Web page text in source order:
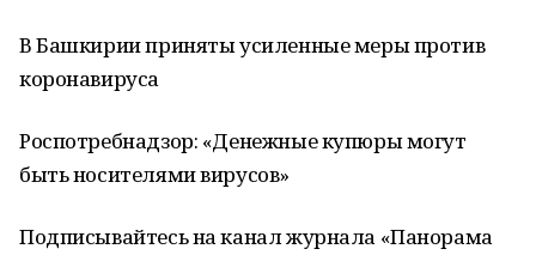
В Башкирии приняты усиленные меры против
коронавируса
Роспотребнадзор: «Денежные купюры могут
быть носителями вирусов»
Подписывайтесь на канал журнала «Панорама